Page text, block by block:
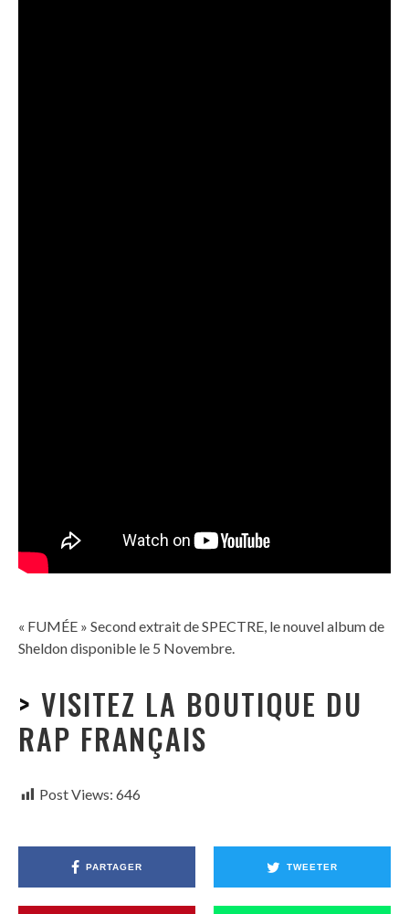
« FUMÉE » Second extrait de SPECTRE, le nouvel album de
Sheldon disponible le 5 Novembre.
> VISITEZ LA BOUTIQUE DU
RAP FRANÇAIS
Post Views: 646
PARTAGER TWEETER